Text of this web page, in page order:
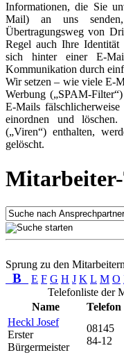
Informationen, die Sie
Mail) an uns
Übertragungsweg von
Regel auch Ihre
sich hinter einer E-
Kommunikation durch
Wir setzen – wie viele E-
Werbung („SPAM-
E-Mails
einordnen und löschen.
(„Viren“) enthalten,
gelöscht.
Sprung zu den
B E F G H J K L M O
Telefonliste der
Name
Telefon
Heckl Josef
Erster
Bürgermeister
08145
84-12